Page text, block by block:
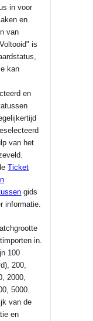
in voor
en
van
is
kan
en
van het
Ticket
gids
informatie.
in.
100
200,
2000,
5000.
van de
en